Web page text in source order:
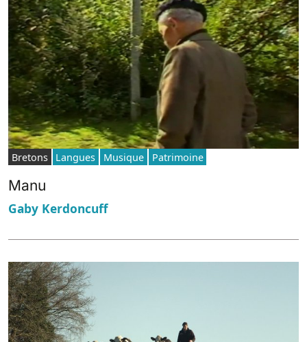
Bretons Langues Musique Patrimoine
Manu
Gaby Kerdoncuff